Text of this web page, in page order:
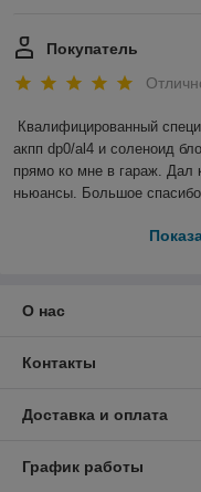
Покупатель
Квалифицированный
акпп dp0/al4 и соленоид
прямо ко мне в гараж. Дал
ньюансы. Большое
О нас
Контакты
Доставка и оплата
График работы